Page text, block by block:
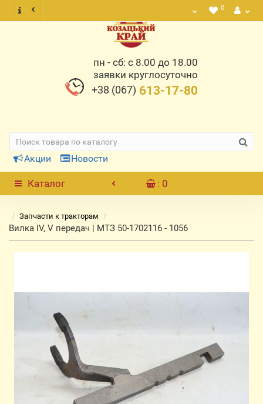
0
пн - сб: с 8.00 до 18.00
заявки круглосуточно
+38 (067) 613-17-80
Акции Новости
Каталог : 0
Запчасти к тракторам
Вилка IV, V передач | МТЗ 50-1702116 - 1056